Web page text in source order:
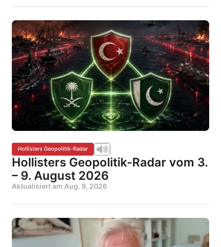
Hollisters Geopolitik-Radar
Hollisters Geopolitik-Radar vom 3.
– 9. August 2026
Aktualisiert am Aug. 9, 2026